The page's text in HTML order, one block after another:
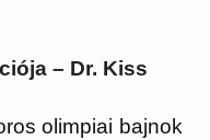
– Dr. Kiss
olimpiai bajnok